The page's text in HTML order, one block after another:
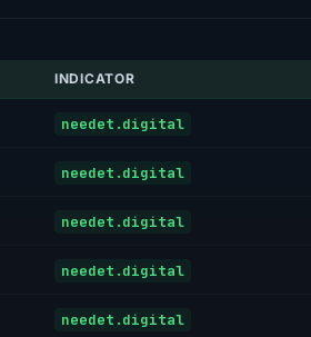
INDICATOR
needet.digital
needet.digital
needet.digital
needet.digital
needet.digital